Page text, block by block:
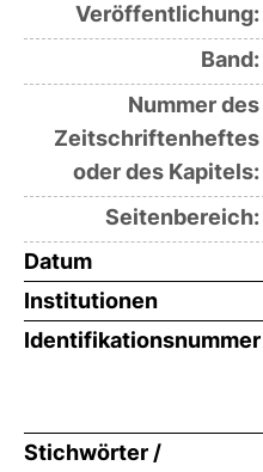
Veröffentlichung:
Band:
Nummer des
Zeitschriftenheftes
oder des Kapitels:
Seitenbereich:
Datum
Institutionen
Identifikationsnummer
Stichwörter /